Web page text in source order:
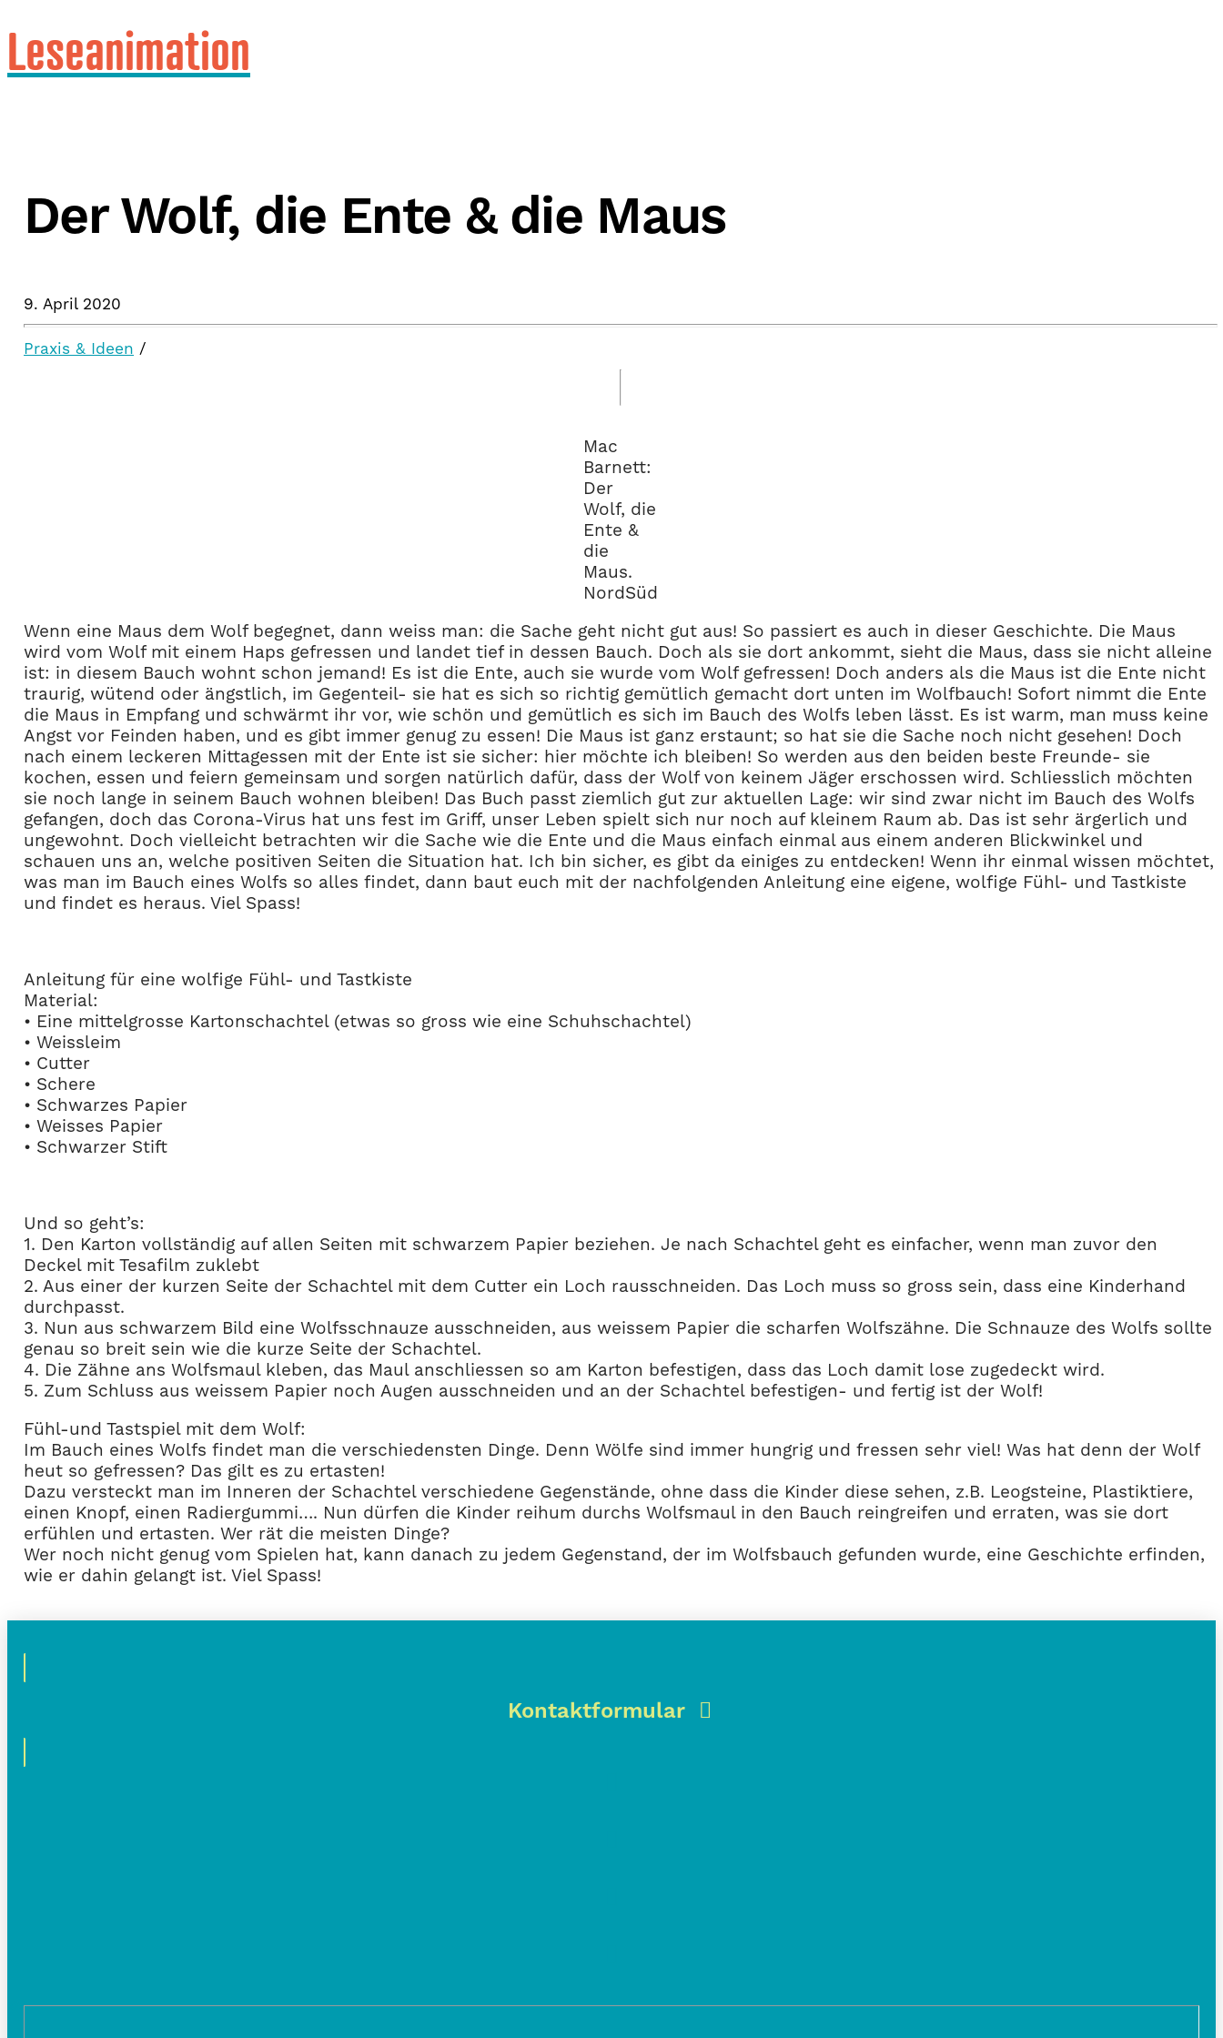
Leseanimation
Der Wolf, die Ente & die Maus
9. April 2020
Praxis & Ideen /
Mac
Barnett:
Der
Wolf, die
Ente &
die
Maus.
NordSüd
Wenn eine Maus dem Wolf begegnet, dann weiss man: die Sache geht nicht gut aus! So passiert es auch in dieser Geschichte. Die Maus
wird vom Wolf mit einem Haps gefressen und landet tief in dessen Bauch. Doch als sie dort ankommt, sieht die Maus, dass sie nicht alleine
ist: in diesem Bauch wohnt schon jemand! Es ist die Ente, auch sie wurde vom Wolf gefressen! Doch anders als die Maus ist die Ente nicht
traurig, wütend oder ängstlich, im Gegenteil- sie hat es sich so richtig gemütlich gemacht dort unten im Wolfbauch! Sofort nimmt die Ente
die Maus in Empfang und schwärmt ihr vor, wie schön und gemütlich es sich im Bauch des Wolfs leben lässt. Es ist warm, man muss keine
Angst vor Feinden haben, und es gibt immer genug zu essen! Die Maus ist ganz erstaunt; so hat sie die Sache noch nicht gesehen! Doch
nach einem leckeren Mittagessen mit der Ente ist sie sicher: hier möchte ich bleiben! So werden aus den beiden beste Freunde- sie
kochen, essen und feiern gemeinsam und sorgen natürlich dafür, dass der Wolf von keinem Jäger erschossen wird. Schliesslich möchten
sie noch lange in seinem Bauch wohnen bleiben! Das Buch passt ziemlich gut zur aktuellen Lage: wir sind zwar nicht im Bauch des Wolfs
gefangen, doch das Corona-Virus hat uns fest im Griff, unser Leben spielt sich nur noch auf kleinem Raum ab. Das ist sehr ärgerlich und
ungewohnt. Doch vielleicht betrachten wir die Sache wie die Ente und die Maus einfach einmal aus einem anderen Blickwinkel und
schauen uns an, welche positiven Seiten die Situation hat. Ich bin sicher, es gibt da einiges zu entdecken! Wenn ihr einmal wissen möchtet,
was man im Bauch eines Wolfs so alles findet, dann baut euch mit der nachfolgenden Anleitung eine eigene, wolfige Fühl- und Tastkiste
und findet es heraus. Viel Spass!
Anleitung für eine wolfige Fühl- und Tastkiste
Material:
• Eine mittelgrosse Kartonschachtel (etwas so gross wie eine Schuhschachtel)
• Weissleim
• Cutter
• Schere
• Schwarzes Papier
• Weisses Papier
• Schwarzer Stift
Und so geht’s:
1. Den Karton vollständig auf allen Seiten mit schwarzem Papier beziehen. Je nach Schachtel geht es einfacher, wenn man zuvor den
Deckel mit Tesafilm zuklebt
2. Aus einer der kurzen Seite der Schachtel mit dem Cutter ein Loch rausschneiden. Das Loch muss so gross sein, dass eine Kinderhand
durchpasst.
3. Nun aus schwarzem Bild eine Wolfsschnauze ausschneiden, aus weissem Papier die scharfen Wolfszähne. Die Schnauze des Wolfs sollte
genau so breit sein wie die kurze Seite der Schachtel.
4. Die Zähne ans Wolfsmaul kleben, das Maul anschliessen so am Karton befestigen, dass das Loch damit lose zugedeckt wird.
5. Zum Schluss aus weissem Papier noch Augen ausschneiden und an der Schachtel befestigen- und fertig ist der Wolf!
Fühl-und Tastspiel mit dem Wolf:
Im Bauch eines Wolfs findet man die verschiedensten Dinge. Denn Wölfe sind immer hungrig und fressen sehr viel! Was hat denn der Wolf
heut so gefressen? Das gilt es zu ertasten!
Dazu versteckt man im Inneren der Schachtel verschiedene Gegenstände, ohne dass die Kinder diese sehen, z.B. Leogsteine, Plastiktiere,
einen Knopf, einen Radiergummi…. Nun dürfen die Kinder reihum durchs Wolfsmaul in den Bauch reingreifen und erraten, was sie dort
erfühlen und ertasten. Wer rät die meisten Dinge?
Wer noch nicht genug vom Spielen hat, kann danach zu jedem Gegenstand, der im Wolfsbauch gefunden wurde, eine Geschichte erfinden,
wie er dahin gelangt ist. Viel Spass!
Kontaktformular